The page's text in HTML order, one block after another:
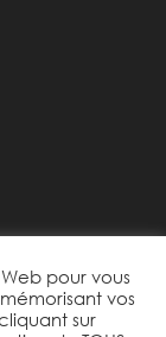
pour vous
vos
sur